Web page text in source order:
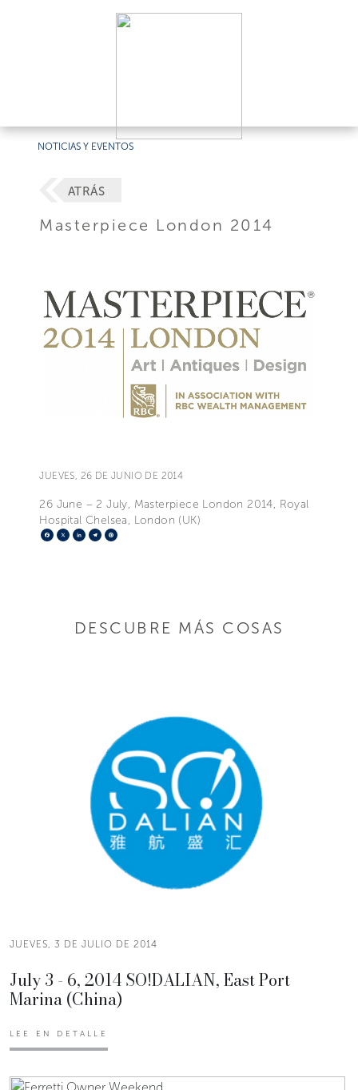
NOTICIAS Y EVENTOS
ATRÁS
Masterpiece London 2014
JUEVES, 26 DE JUNIO DE 2014
26 June – 2 July, Masterpiece London 2014, Royal
Hospital Chelsea, London (UK)
Facebook
X LinkedIn
Telegram
DESCUBRE MÁS COSAS
JUEVES, 3 DE JULIO DE 2014
July 3 - 6, 2014 SO!DALIAN, East Port
Marina (China)
LEE EN DETALLE